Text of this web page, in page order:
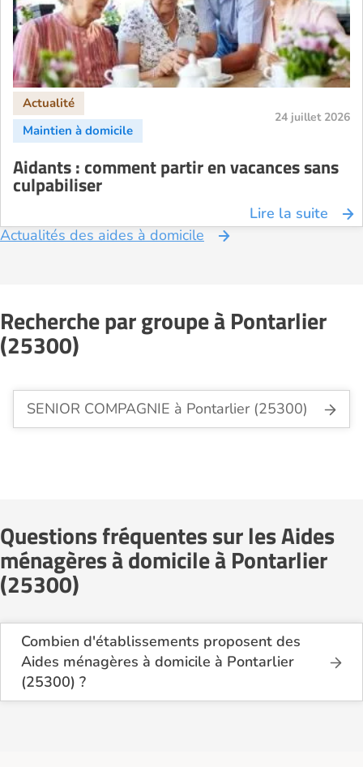
Aide à domicile Toulouse
Recherche par ville
24 juillet 2026
Aidants : comment partir en vacances sans
culpabiliser
Lire la suite
Actualités des aides à domicile
Recherche par groupe à Pontarlier
(25300)
SENIOR COMPAGNIE à Pontarlier (25300)
Questions fréquentes sur les Aides
ménagères à domicile à Pontarlier
(25300)
Combien d'établissements proposent des
Aides ménagères à domicile à Pontarlier
(25300) ?
Sur le site Logement-seniors.com, on recense